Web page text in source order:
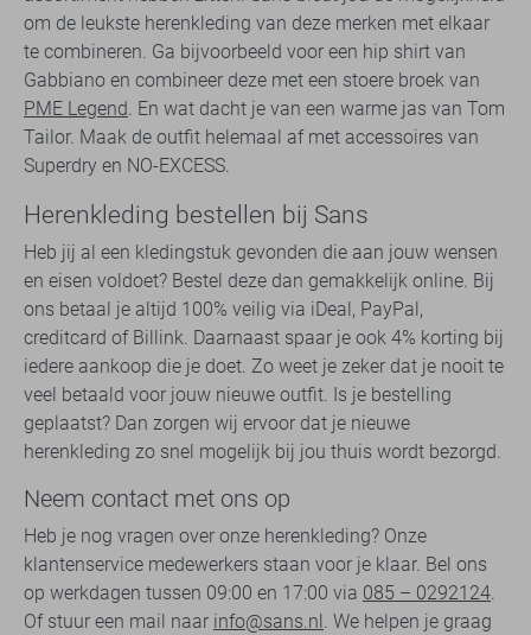
om de leukste herenkleding van deze merken met elkaar
te combineren. Ga bijvoorbeeld voor een hip shirt van
Gabbiano en combineer deze met een stoere broek van
PME Legend. En wat dacht je van een warme jas van Tom
Tailor. Maak de outfit helemaal af met accessoires van
Superdry en NO-EXCESS.
Herenkleding bestellen bij Sans
Heb jij al een kledingstuk gevonden die aan jouw wensen
en eisen voldoet? Bestel deze dan gemakkelijk online. Bij
ons betaal je altijd 100% veilig via iDeal, PayPal,
creditcard of Billink. Daarnaast spaar je ook 4% korting bij
iedere aankoop die je doet. Zo weet je zeker dat je nooit te
veel betaald voor jouw nieuwe outfit. Is je bestelling
geplaatst? Dan zorgen wij ervoor dat je nieuwe
herenkleding zo snel mogelijk bij jou thuis wordt bezorgd.
Neem contact met ons op
Heb je nog vragen over onze herenkleding? Onze
klantenservice medewerkers staan voor je klaar. Bel ons
op werkdagen tussen 09:00 en 17:00 via 085 – 0292124.
Of stuur een mail naar info@sans.nl. We helpen je graag